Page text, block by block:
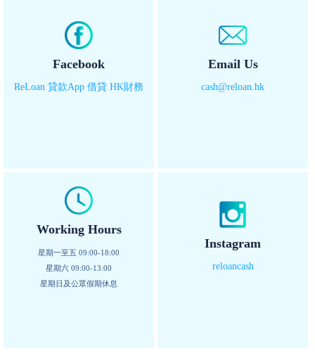
Facebook
ReLoan 貸款App 借貸 HK財務
Email Us
cash@reloan.hk
Working Hours
星期一至五 09:00-18:00
星期六 09:00-13:00
星期日及公眾假期休息
Instagram
reloancash